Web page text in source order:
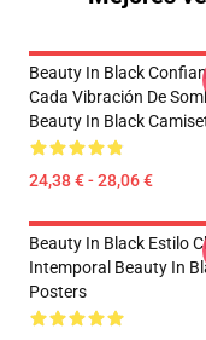
Beauty In Black
Cada Vibración De
Beauty In Black
24,38 € - 28,06 €
Beauty In Black Estilo
Intemporal Beauty In
Posters